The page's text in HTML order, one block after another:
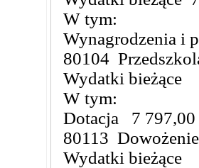
W tym:
Wynagrodzenia i
80104
Wydatki bieżące
W tym:
Dotacja 7 797,00
80113
Wydatki bieżące